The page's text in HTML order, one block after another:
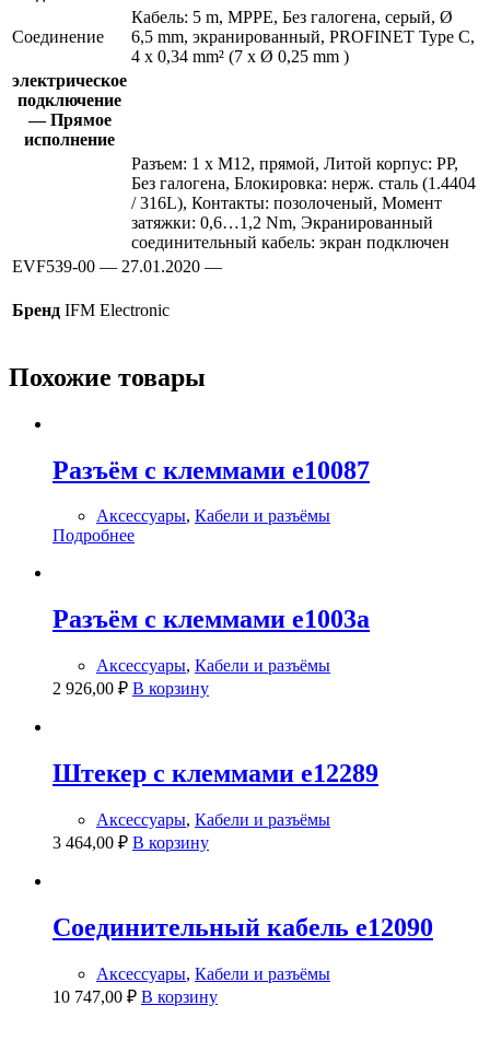
Соединение
Кабель: 5 m, MPPE, Без галогена, серый, Ø
6,5 mm, экранированный, PROFINET Type C,
4 x 0,34 mm² (7 x Ø 0,25 mm )
электрическое
подключение
— Прямое
исполнение
Разъем: 1 x M12, прямой, Литой корпус: PP,
Без галогена, Блокировка: нерж. сталь (1.4404
/ 316L), Контакты: позолоченый, Момент
затяжки: 0,6…1,2 Nm, Экранированный
соединительный кабель: экран подключен
EVF539-00 — 27.01.2020 —
Бренд IFM Electronic
Похожие товары
Разъём с клеммами e10087
Аксессуары, Кабели и разъёмы
Подробнее
Разъём с клеммами e1003a
Аксессуары, Кабели и разъёмы
2 926,00 ₽ В корзину
Штекер с клеммами e12289
Аксессуары, Кабели и разъёмы
3 464,00 ₽ В корзину
Соединительный кабель e12090
Аксессуары, Кабели и разъёмы
10 747,00 ₽ В корзину